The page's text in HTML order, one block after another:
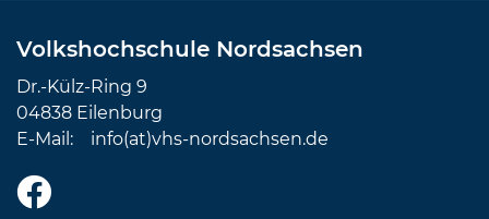
Volkshochschule Nordsachsen
Dr.-Külz-Ring 9
04838 Eilenburg
E-Mail: info(at)vhs-nordsachsen.de